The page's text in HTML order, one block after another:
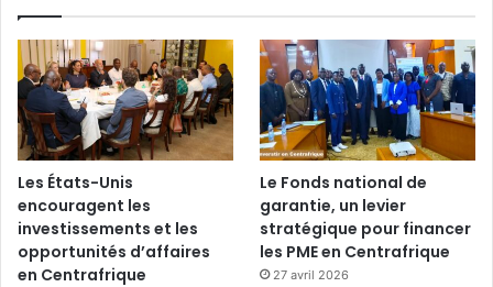
Les États-Unis
encouragent les
investissements et les
opportunités d’affaires
en Centrafrique
Le Fonds national de
garantie, un levier
stratégique pour financer
les PME en Centrafrique
27 avril 2026